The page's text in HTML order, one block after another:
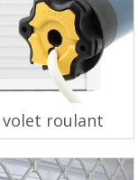
roulant